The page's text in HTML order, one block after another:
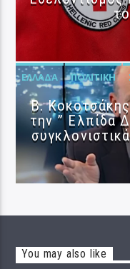
ΕΛΛΆΔΑ ΠΟΛΙΤΙΚΉ
Β.
την ” Ελπίδα
You may also like